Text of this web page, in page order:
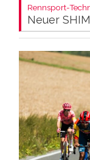
Rennsport-
Neuer